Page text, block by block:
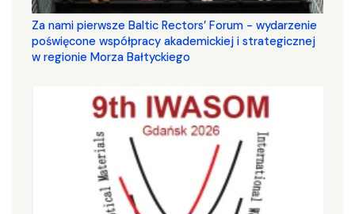
Za nami pierwsze Baltic Rectors’ Forum - wydarzenie
poświęcone współpracy akademickiej i strategicznej
w regionie Morza Bałtyckiego